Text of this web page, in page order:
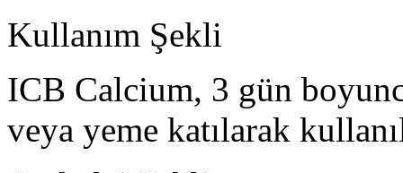
Kullanım Şekli
ICB Calcium, 3 gün
veya yeme katılarak